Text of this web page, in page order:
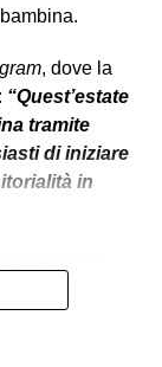
, dove la
“Quest’estate
tramite
di iniziare
in
e